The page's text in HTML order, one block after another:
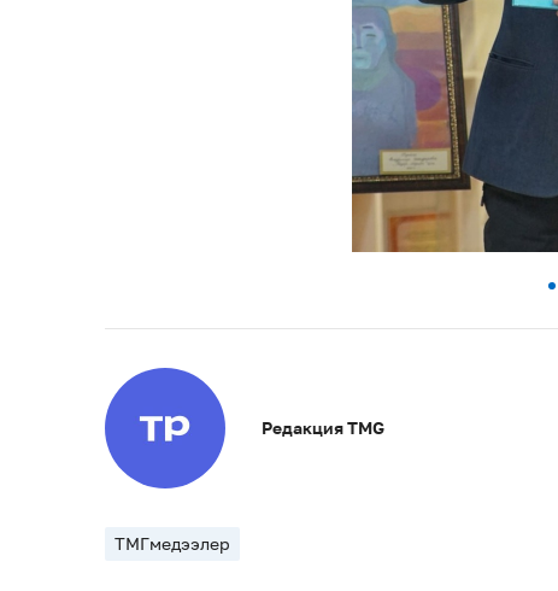
Редакция TMG
ТМГмедээлер